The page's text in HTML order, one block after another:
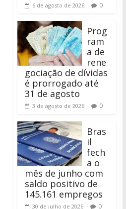
6 de agosto de 2026 0
Prog
ram
a de
rene
gociação de dívidas
é prorrogado até
31 de agosto
3 de agosto de 2026 0
Bras
il
fech
a o
mês de junho com
saldo positivo de
145.161 empregos
30 de julho de 2026 0